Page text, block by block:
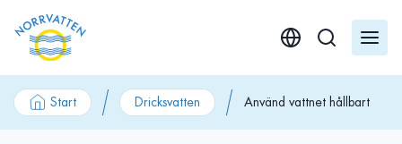
Start Dricksvatten Använd vattnet hållbart